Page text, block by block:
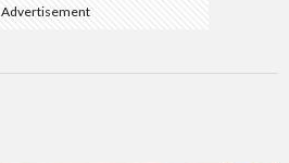
Advertisement